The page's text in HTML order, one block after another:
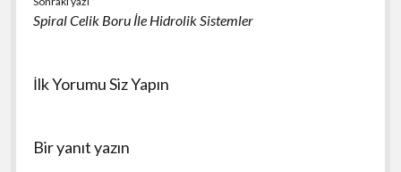
Spiral Celik Boru İle Hidrolik Sistemler
İlk Yorumu Siz Yapın
Bir yanıt yazın